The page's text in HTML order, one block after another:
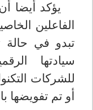
يؤكد أيضا
الفاعلين
تبدو في حالة
سيادتها
للشركات
أو تم تفويضها